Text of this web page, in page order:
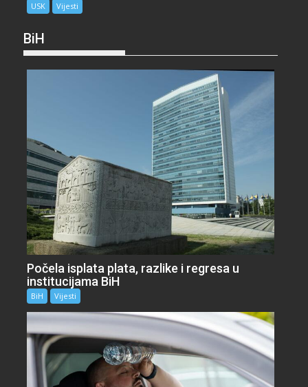
USK Vijesti
BiH
Počela isplata plata, razlike i regresa u
institucijama BiH
BiH Vijesti